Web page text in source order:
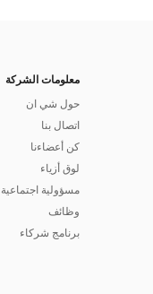
معلومات الشركة
حول شي ان
اتصال بنا
كن أعضاءنا
لوق أزياء
مسؤولية اجتماعية
وظائف
برنامج شركاء